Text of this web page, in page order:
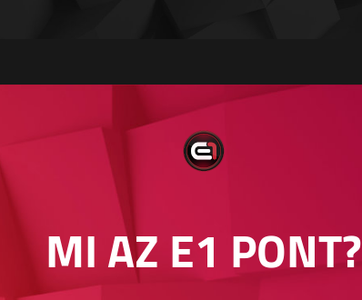
MI AZ E1 PONT?